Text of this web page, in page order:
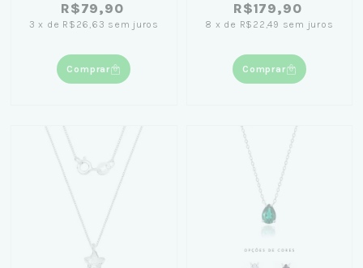
R$79,90
3 x de R$26,63 sem juros
Comprar
R$179,90
8 x de R$22,49 sem juros
Comprar